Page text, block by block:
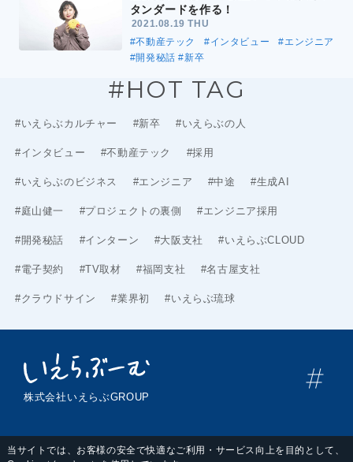
タンダードを作る！
2021.08.19 THU
#不動産テック
#インタビュー
#エンジニア
#開発秘話 #新卒
#HOT TAG
#いえらぶカルチャー #新卒 #いえらぶの人
#インタビュー #不動産テック #採用
#いえらぶのビジネス #エンジニア #中途 #生成AI
#庭山健一 #プロジェクトの裏側 #エンジニア採用
#開発秘話 #インターン #大阪支社 #いえらぶCLOUD
#電子契約 #TV取材 #福岡支社 #名古屋支社
#クラウドサイン #業界初 #いえらぶ琉球
株式会社いえらぶGROUP
当サイトでは、お客様の安全で快適なご利用・サービス向上を目的として、